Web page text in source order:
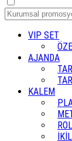
VIP SET
AJANDA
KALEM